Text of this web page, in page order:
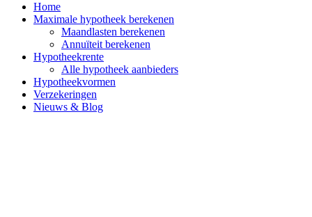
Home
Maximale hypotheek berekenen
Maandlasten berekenen
Annuïteit berekenen
Hypotheekrente
Alle hypotheek aanbieders
Hypotheekvormen
Verzekeringen
Nieuws & Blog